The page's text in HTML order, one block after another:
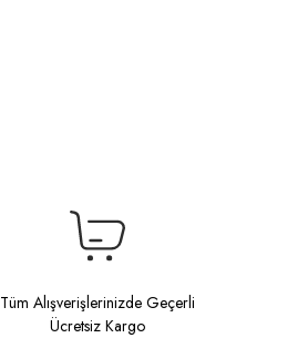
Tüm Alışverişlerinizde Geçerli
Ücretsiz Kargo